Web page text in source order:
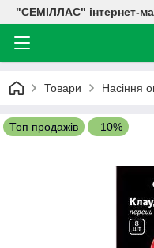
"СЕМІЛЛАС" інтернет-
Товари Насіння
Топ продажів –10%